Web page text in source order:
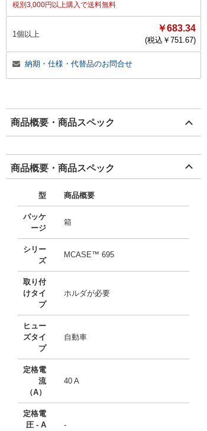
税別3,000円以上購入で送料無料
1個以上
￥683.34
(税込￥ 751.67)
納期・仕様・代替品のお問合せ
商品概要・商品スペック
商品概要・商品スペック
型 商品概要
パッケ
ージ
箱
シリー
ズ
MCASE™ 695
取り付
けタイ
プ
ホルダが必要
ヒュー
ズタイ
プ
自動車
定格電
流
（A）
40 A
定格電
圧 - A
-